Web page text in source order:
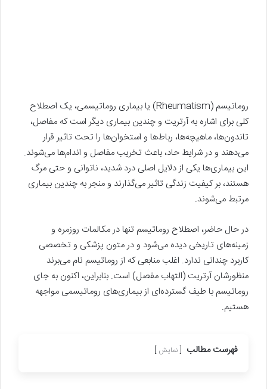
روماتیسم (Rheumatism) یا بیماری روماتیسمی، یک اصطلاح
کلی برای اشاره به آرتریت و چندین بیماری دیگر است که مفاصل،
تاندون‌ها، ماهیچه‌ها، رباط‌ها و استخوان‌ها را تحت تاثیر قرار
می‌دهند و در شرایط حاد، باعث تخریب مفاصل و اندام‌ها می‌شوند.
این بیماری‌ها یکی از دلایل اصلی درد شدید، ناتوانی و حتی مرگ
هستند، بر کیفیت زندگی تاثیر می‌گذارند و منجر به چندین بیماری
مرتبط می‌شوند.
در حال حاضر، اصطلاح روماتیسم تنها در مکالمات روزمره و
زمینه‌های تاریخی دیده می‌شود و در متون پزشکی و تخصصی
کاربرد چندانی ندارد. اغلب منابعی که از روماتیسم نام می‌برند
منظورشان آرتریت (التهاب مفصل) است. بنابراین، اکنون به‌ جای
روماتیسم با طیف گسترده‌ای از بیماری‌های روماتیسمی مواجهه
هستیم.
فهرست مطالب نمایش